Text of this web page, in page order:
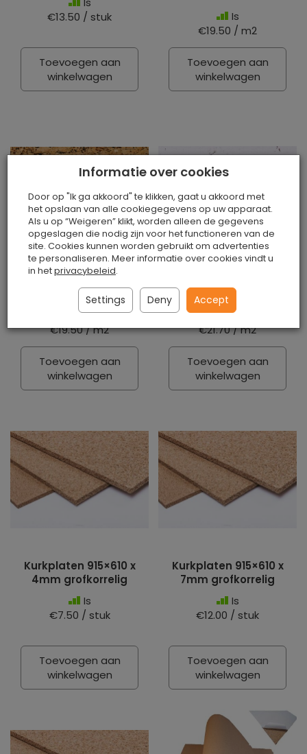
€13.50 / stuk
Toevoegen aan
winkelwagen
Is
€19.50 / m2
Toevoegen aan
winkelwagen
Decoratieve kurk op
de muur MALTA
BROWN 3MM
Is
€19.50 / m2
Toevoegen aan
winkelwagen
MALTA SNOW 3mm
Is
€21.70 / m2
Toevoegen aan
winkelwagen
Kurkplaten 915×610 x
4mm grofkorrelig
Is
€7.50 / stuk
Toevoegen aan
winkelwagen
Kurkplaten 915×610 x
7mm grofkorrelig
Is
€12.00 / stuk
Toevoegen aan
winkelwagen
Informatie over cookies
Door op "Ik ga akkoord" te klikken, gaat u akkoord met
het opslaan van alle cookiegegevens op uw apparaat.
Als u op “Weigeren” klikt, worden alleen de gegevens
opgeslagen die nodig zijn voor het functioneren van de
site. Cookies kunnen worden gebruikt om advertenties
te personaliseren. Meer informatie over cookies vindt u
in hetprivacybeleid.
Settings Deny Accept